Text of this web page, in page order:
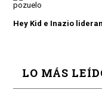
Hey Kid e Inazio
LO MÁS